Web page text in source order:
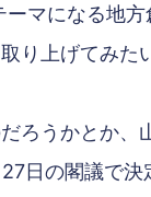
マになる地
り上げてみ
うかとか、
日の閣議で